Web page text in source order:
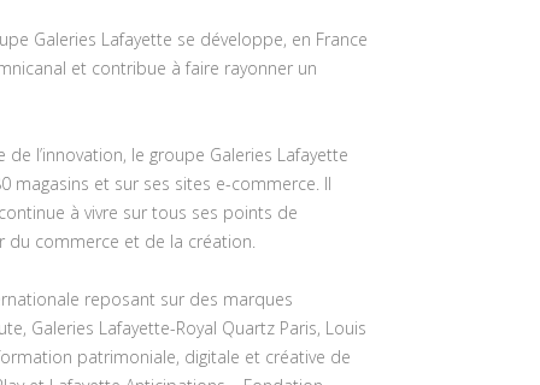
Galeries Lafayette se développe, en France
et contribue à faire rayonner un
l’innovation, le groupe Galeries Lafayette
magasins et sur ses sites e-commerce. Il
à vivre sur tous ses points de
du commerce et de la création.
reposant sur des marques
Galeries Lafayette-Royal Quartz Paris, Louis
patrimoniale, digitale et créative de